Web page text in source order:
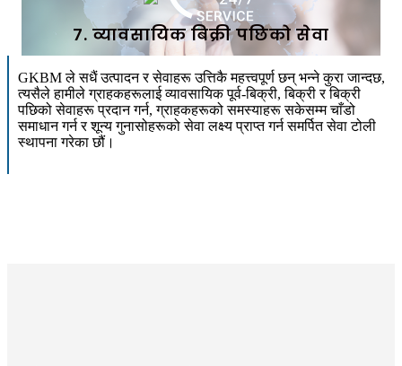
७. व्यावसायिक बिक्री पछिको सेवा
GKBM ले सधैं उत्पादन र सेवाहरू उत्तिकै महत्त्वपूर्ण छन् भन्ने कुरा जान्दछ,
त्यसैले हामीले ग्राहकहरूलाई व्यावसायिक पूर्व-बिक्री, बिक्री र बिक्री
पछिको सेवाहरू प्रदान गर्न, ग्राहकहरूको समस्याहरू सकेसम्म चाँडो
समाधान गर्न र शून्य गुनासोहरूको सेवा लक्ष्य प्राप्त गर्न समर्पित सेवा टोली
स्थापना गरेका छौं।